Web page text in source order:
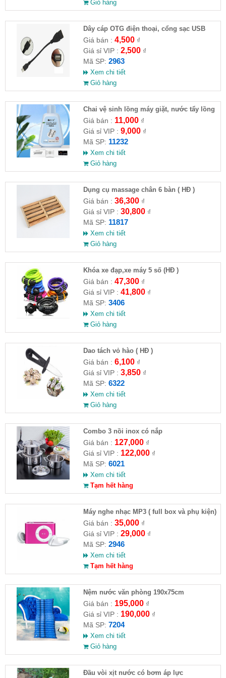
Giỏ hàng
Dây cáp OTG điện thoại, cổng sạc USB
Giá bán : 4,500₫
Giá sỉ VIP : 2,500₫
Mã SP: 2963
Xem chi tiết
Giỏ hàng
Chai vệ sinh lồng máy giặt, nước tẩy lồng
máy giặt CLEANING FLUID
Giá bán : 11,000₫
Giá sỉ VIP : 9,000₫
Mã SP: 11232
Xem chi tiết
Giỏ hàng
Dụng cụ massage chân 6 bàn ( HĐ )
Giá bán : 36,300₫
Giá sỉ VIP : 30,800₫
Mã SP: 11817
Xem chi tiết
Giỏ hàng
Khóa xe đạp,xe máy 5 số (HĐ )
Giá bán : 47,300₫
Giá sỉ VIP : 41,800₫
Mã SP: 3406
Xem chi tiết
Giỏ hàng
Dao tách vỏ hào ( HĐ )
Giá bán : 6,100₫
Giá sỉ VIP : 3,850₫
Mã SP: 6322
Xem chi tiết
Giỏ hàng
Combo 3 nồi inox có nắp
Giá bán : 127,000₫
Giá sỉ VIP : 122,000₫
Mã SP: 6021
Xem chi tiết
Tạm hết hàng
Máy nghe nhạc MP3 ( full box và phụ kiện)
Giá bán : 35,000₫
Giá sỉ VIP : 29,000₫
Mã SP: 2946
Xem chi tiết
Tạm hết hàng
Nệm nước văn phòng 190x75cm
Giá bán : 195,000₫
Giá sỉ VIP : 190,000₫
Mã SP: 7204
Xem chi tiết
Giỏ hàng
Đầu vòi xịt nước có bơm áp lực